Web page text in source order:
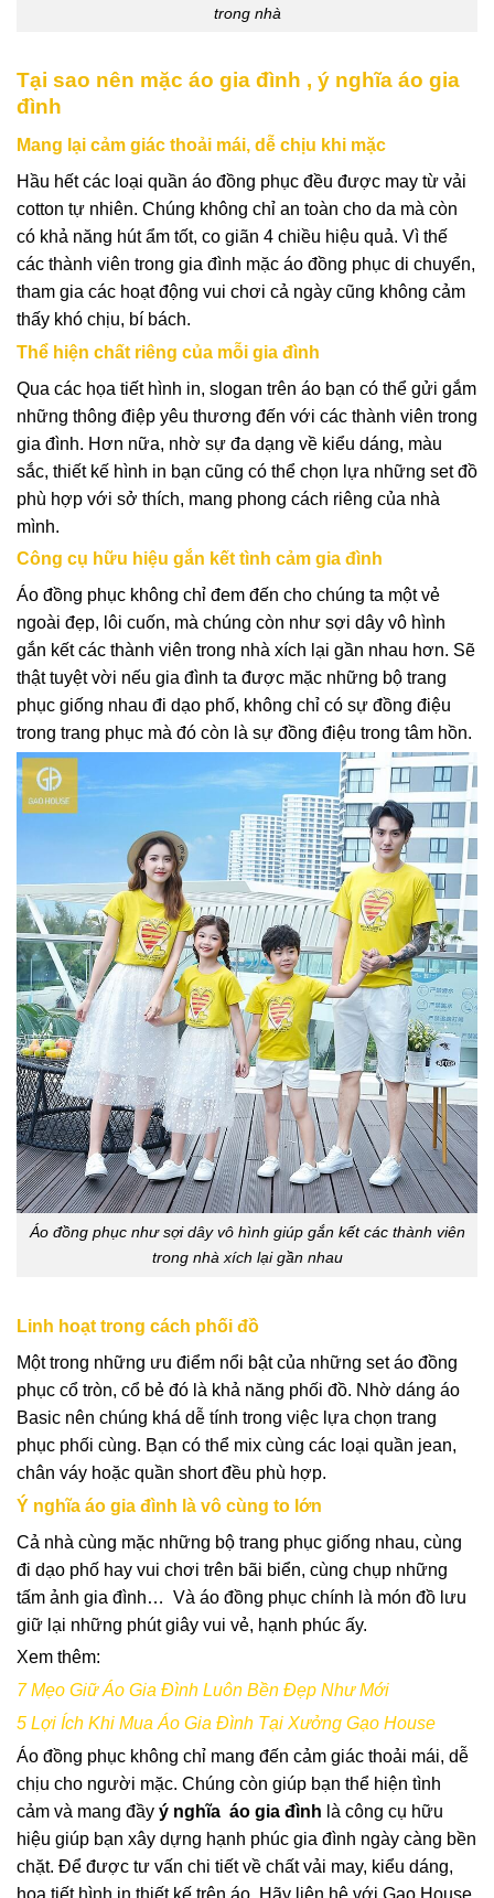
trong nhà
Tại sao nên mặc áo gia đình , ý nghĩa áo gia
đình
Mang lại cảm giác thoải mái, dễ chịu khi mặc
Hầu hết các loại quần áo đồng phục đều được may từ vải
cotton tự nhiên. Chúng không chỉ an toàn cho da mà còn
có khả năng hút ẩm tốt, co giãn 4 chiều hiệu quả. Vì thế
các thành viên trong gia đình mặc áo đồng phục di chuyển,
tham gia các hoạt động vui chơi cả ngày cũng không cảm
thấy khó chịu, bí bách.
Thể hiện chất riêng của mỗi gia đình
Qua các họa tiết hình in, slogan trên áo bạn có thể gửi gắm
những thông điệp yêu thương đến với các thành viên trong
gia đình. Hơn nữa, nhờ sự đa dạng về kiểu dáng, màu
sắc, thiết kế hình in bạn cũng có thể chọn lựa những set đồ
phù hợp với sở thích, mang phong cách riêng của nhà
mình.
Công cụ hữu hiệu gắn kết tình cảm gia đình
Áo đồng phục không chỉ đem đến cho chúng ta một vẻ
ngoài đẹp, lôi cuốn, mà chúng còn như sợi dây vô hình
gắn kết các thành viên trong nhà xích lại gần nhau hơn. Sẽ
thật tuyệt vời nếu gia đình ta được mặc những bộ trang
phục giống nhau đi dạo phố, không chỉ có sự đồng điệu
trong trang phục mà đó còn là sự đồng điệu trong tâm hồn.
Áo đồng phục như sợi dây vô hình giúp gắn kết các thành viên
trong nhà xích lại gần nhau
Linh hoạt trong cách phối đồ
Một trong những ưu điểm nổi bật của những setáo đồng
phục cổ tròn, cổ bẻ đó là khả năng phối đồ. Nhờ dáng áo
Basic nên chúng khá dễ tính trong việc lựa chọn trang
phục phối cùng. Bạn có thể mix cùng các loại quần jean,
chân váy hoặc quần short đều phù hợp.
Ý nghĩa áo gia đình là vô cùng to lớn
Cả nhà cùng mặc những bộ trang phục giống nhau, cùng
đi dạo phố hay vui chơi trên bãi biển, cùng chụp những
tấm ảnh gia đình… Và áo đồng phục chính là món đồ lưu
giữ lại những phút giây vui vẻ, hạnh phúc ấy.
Xem thêm:
7 Mẹo Giữ Áo Gia Đình Luôn Bền Đẹp Như Mới
5 Lợi Ích Khi Mua Áo Gia Đình Tại Xưởng Gạo House
Áo đồng phục không chỉ mang đến cảm giác thoải mái, dễ
chịu cho người mặc. Chúng còn giúp bạn thể hiện tình
cảm và mang đầy ý nghĩa áo gia đình là công cụ hữu
hiệu giúp bạn xây dựng hạnh phúc gia đình ngày càng bền
chặt. Để được tư vấn chi tiết về chất vải may, kiểu dáng,
họa tiết hình in thiết kế trên áo. Hãy liên hệ với Gạo House